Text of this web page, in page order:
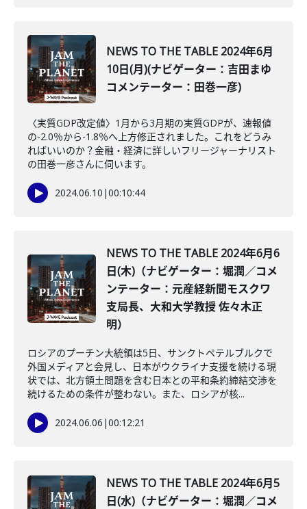
NEWS TO THE TABLE 2024年6月
10日(月)(ナビゲーター：吉田まゆ
コメンテーター：田巻一彦)
〈実質GDP改定値〉1月から3月期の実質GDPが、速報値
の-2.0％から-1.8％へ上方修正されました。これをどうみ
ればいいのか？金融・経済に詳しいフリージャーナリスト
の田巻一彦さんに伺います。
2024.06.10 |00:10:44
NEWS TO THE TABLE 2024年6月6
日(木)（ナビゲーター：堀潤／コメ
ンテーター：元産経新聞モスクワ
支局長、大和大学教授 佐々木正
明）
ロシアのプーチン大統領は5日、サンクトペテルブルクで
外国メディアと会見し、日本がウクライナ支援を続ける現
状では、北方領土問題を含む日本との平和条約締結交渉を
続けるための条件が整わない。また、ロシアが核...
2024.06.06 |00:12:21
NEWS TO THE TABLE 2024年6月5
日(水)（ナビゲーター：堀潤／コメ